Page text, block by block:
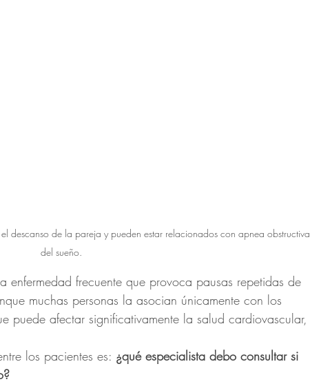
descanso de la pareja y pueden estar relacionados con apnea obstructiva
del sueño.
enfermedad frecuente que provoca pausas repetidas de
muchas personas la asocian únicamente con los
puede afectar significativamente la salud cardiovascular,
los pacientes es: ¿qué especialista debo consultar si